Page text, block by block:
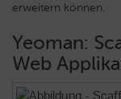
erweitern können.
Yeoman:
Web